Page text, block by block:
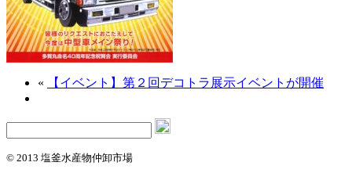
« 【イベント】第２回デコトラ展示イベントが開催
© 2013 塩釜水産物仲卸市場